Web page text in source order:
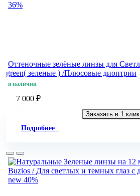
36%
Оттеночные зелёные линзы для
green( зеленые ) /Плюсовые диоптрии
в наличии
7 000 ₽
Заказать в 1 клик
Подробнее
new 40%